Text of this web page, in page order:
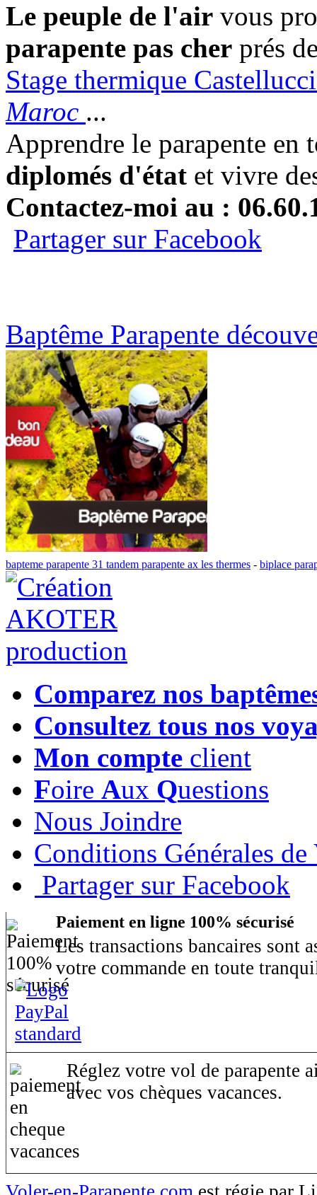
Le peuple de l'air vous
parapente pas cher prés
Stage thermique
Maroc ...
Apprendre le parapente en
diplomés d'état et vivre
Contactez-moi au :
Partager sur Facebook
Baptême Parapente
bapteme parapente 31 tandem parapente ax les thermes - biplace
Comparez nos
Consultez tous nos
Mon compte client
Foire Aux Questions
Nous Joindre
Conditions Générales de
Partager sur Facebook
Paiement en ligne 100% sécurisé
Les transactions bancaires sont
votre commande en toute
Réglez votre vol de parapente
avec vos chèques vacances.